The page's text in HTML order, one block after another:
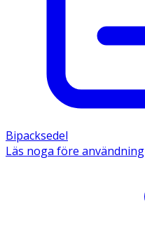
Bipacksedel
Läs noga före användning